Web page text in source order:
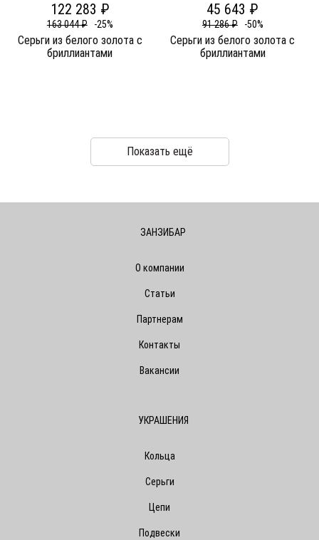
122 283 ₽
163 044 ₽ -25%
Серьги из белого золота c
бриллиантами
45 643 ₽
91 286 ₽ -50%
Серьги из белого золота c
бриллиантами
Показать ещё
ЗАНЗИБАР
О компании
Статьи
Партнерам
Контакты
Вакансии
УКРАШЕНИЯ
Кольца
Серьги
Цепи
Подвески